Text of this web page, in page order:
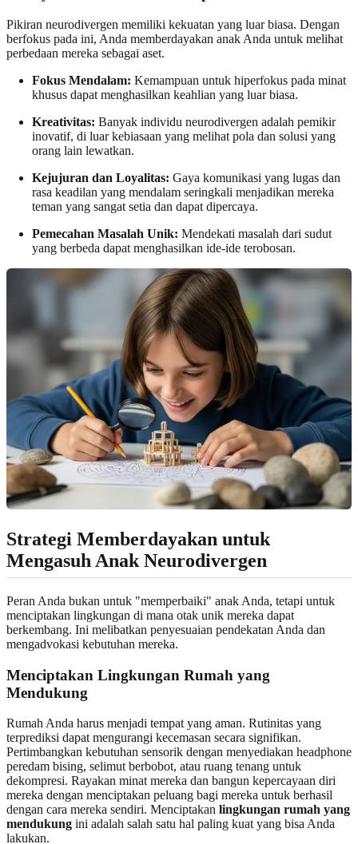
Pikiran neurodivergen memiliki kekuatan yang luar biasa. Dengan
berfokus pada ini, Anda memberdayakan anak Anda untuk melihat
perbedaan mereka sebagai aset.
Fokus Mendalam: Kemampuan untuk hiperfokus pada minat
khusus dapat menghasilkan keahlian yang luar biasa.
Kreativitas: Banyak individu neurodivergen adalah pemikir
inovatif, di luar kebiasaan yang melihat pola dan solusi yang
orang lain lewatkan.
Kejujuran dan Loyalitas: Gaya komunikasi yang lugas dan
rasa keadilan yang mendalam seringkali menjadikan mereka
teman yang sangat setia dan dapat dipercaya.
Pemecahan Masalah Unik: Mendekati masalah dari sudut
yang berbeda dapat menghasilkan ide-ide terobosan.
Strategi Memberdayakan untuk
Mengasuh Anak Neurodivergen
Peran Anda bukan untuk "memperbaiki" anak Anda, tetapi untuk
menciptakan lingkungan di mana otak unik mereka dapat
berkembang. Ini melibatkan penyesuaian pendekatan Anda dan
mengadvokasi kebutuhan mereka.
Menciptakan Lingkungan Rumah yang
Mendukung
Rumah Anda harus menjadi tempat yang aman. Rutinitas yang
terprediksi dapat mengurangi kecemasan secara signifikan.
Pertimbangkan kebutuhan sensorik dengan menyediakan headphone
peredam bising, selimut berbobot, atau ruang tenang untuk
dekompresi. Rayakan minat mereka dan bangun kepercayaan diri
mereka dengan menciptakan peluang bagi mereka untuk berhasil
dengan cara mereka sendiri. Menciptakan lingkungan rumah yang
mendukung ini adalah salah satu hal paling kuat yang bisa Anda
lakukan.